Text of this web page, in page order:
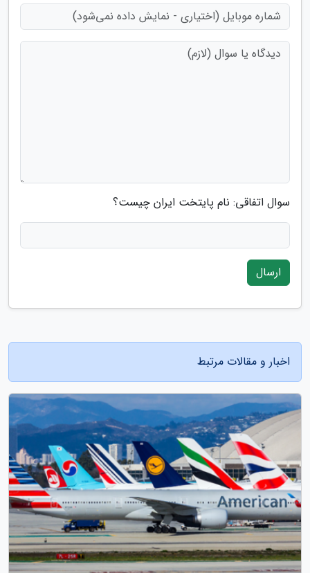
سوال اتفاقی: نام پایتخت ایران چیست؟
ارسال
اخبار و مقالات مرتبط